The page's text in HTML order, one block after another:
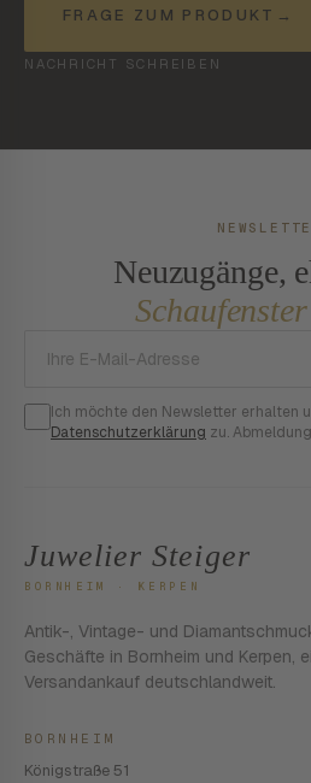
FRAGE ZUM PRODUKT →
NACHRICHT SCHREIBEN
Neuzugänge,
Schaufenster
Ich möchte den Newsletter erhalten
Datenschutzerklärung zu.
Juwelier Steiger
BORNHEIM · KERPEN
Antik-, Vintage- und
Geschäfte in Bornheim und Kerpen,
Versandankauf deutschlandweit.
BORNHEIM
Königstraße 51